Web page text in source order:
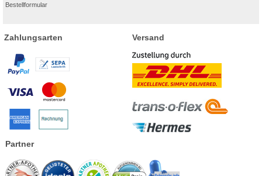
Bestellformular
Zahlungsarten Versand
Partner